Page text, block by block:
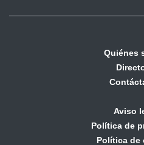
Quiénes
Aviso
Política de
Política de